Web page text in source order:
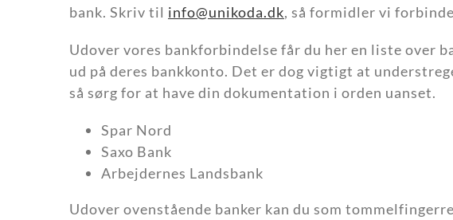
bank. Skriv til info@unikoda.dk, så formidler vi
Udover vores bankforbindelse får du her en liste over
ud på deres bankkonto. Det er dog vigtigt at
så sørg for at have din dokumentation i orden uanset.
Spar Nord
Saxo Bank
Arbejdernes Landsbank
Udover ovenstående banker kan du som